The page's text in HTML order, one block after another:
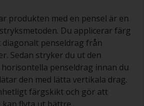
produkten med en pensel är en
Du applicerar färg
diagonalt penseldrag från
Sedan stryker du ut den
penseldrag innan du
den med lätta vertikala drag.
färgskikt och gör att
kan flyta ut bättre.